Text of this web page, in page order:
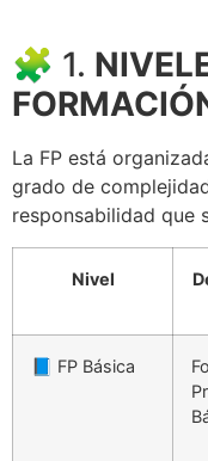
🧩 1.
La FP está
grado de
responsabilidad que
Nivel
📘 FP Básica